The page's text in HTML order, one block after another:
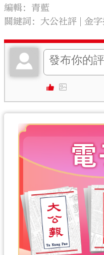
編輯：青藍
關鍵詞： 大公社評 金